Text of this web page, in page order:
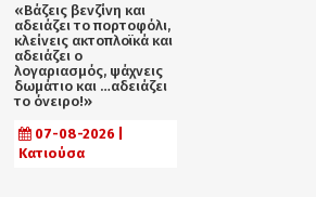
«Βάζεις βενζίνη και
αδειάζει το πορτοφόλι,
κλείνεις ακτοπλοϊκά και
αδειάζει ο
λογαριασμός, ψάχνεις
δωμάτιο και …αδειάζει
το όνειρο!»
07-08-2026 |
Κατιούσα